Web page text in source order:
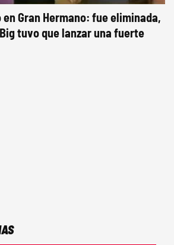
Gran Hermano: fue eliminada,
tuvo que lanzar una fuerte